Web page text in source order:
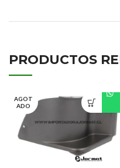
PRODUCTOS
AGOT
ADO